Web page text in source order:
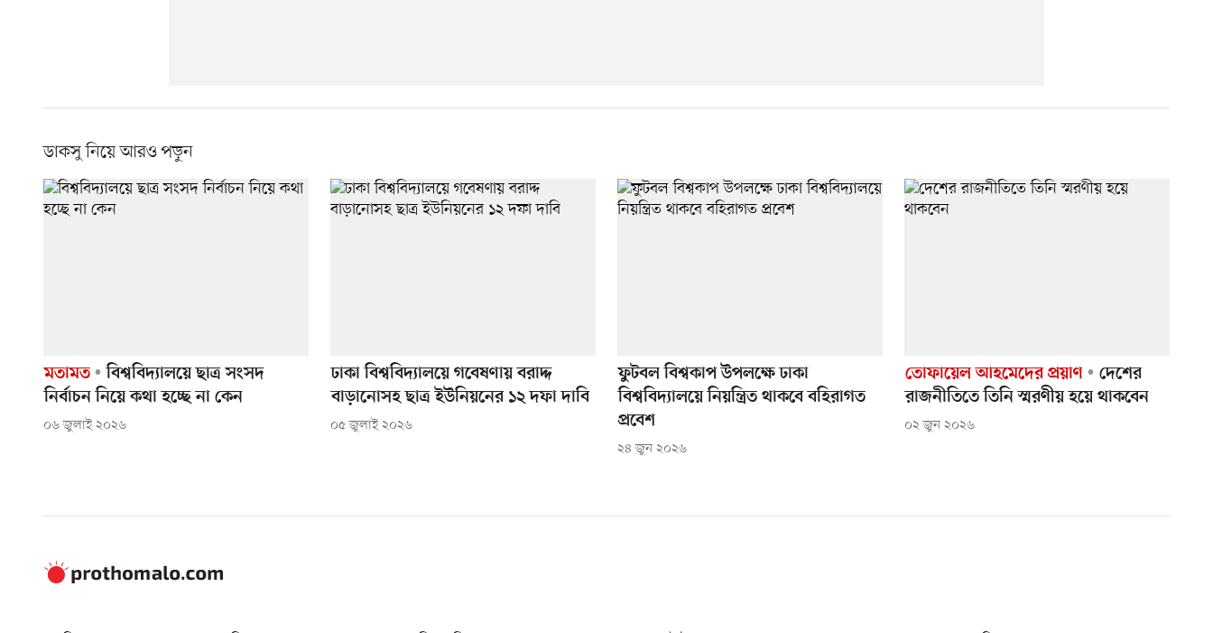
ডাকসু নিয়ে আরও পড়ুন
মতামত
বিশ্ববিদ্যালয়ে ছাত্র সংসদ
নির্বাচন নিয়ে কথা হচ্ছে না কেন
০৬ জুলাই ২০২৬
ঢাকা বিশ্ববিদ্যালয়ে গবেষণায় বরাদ্দ
বাড়ানোসহ ছাত্র ইউনিয়নের ১২ দফা দাবি
০৫ জুলাই ২০২৬
ফুটবল বিশ্বকাপ উপলক্ষে ঢাকা
বিশ্ববিদ্যালয়ে নিয়ন্ত্রিত থাকবে বহিরাগত
প্রবেশ
২৪ জুন ২০২৬
তোফায়েল আহমেদের প্রয়াণ
দেশের
রাজনীতিতে তিনি স্মরণীয় হয়ে থাকবেন
০২ জুন ২০২৬